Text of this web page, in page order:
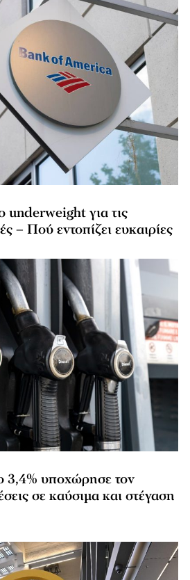
underweight για τις
– Πού εντοπίζει ευκαιρίες
3,4% υποχώρησε τον
σε καύσιμα και στέγαση